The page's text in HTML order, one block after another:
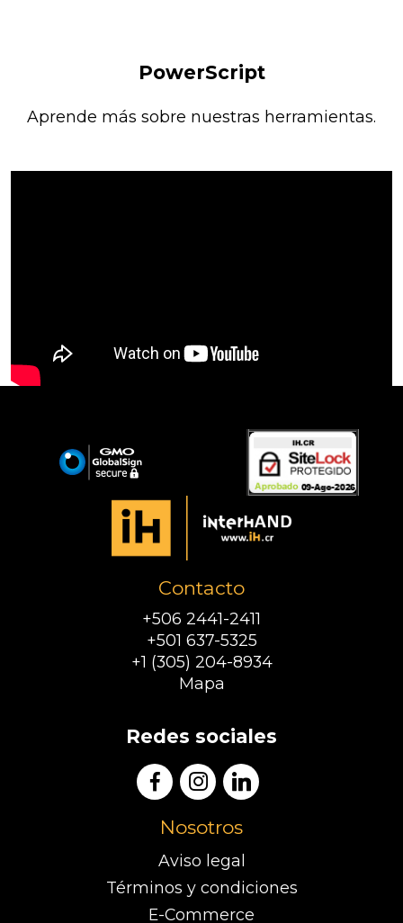
PowerScript
Aprende más sobre nuestras herramientas.
Contacto
+506 2441-2411
+501 637-5325
+1 (305) 204-8934
Mapa
Redes sociales
Nosotros
Aviso legal
Términos y condiciones
E-Commerce